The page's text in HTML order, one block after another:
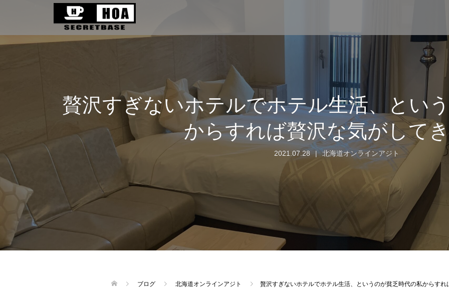
贅沢すぎないホテルでホテル生活、とい
からすれば贅沢な気がして
2021.07.28 北海道オンラインアジト
ブログ 北海道オンラインアジト 贅沢すぎないホテルでホテル生活、というのが貧乏時代の私からす